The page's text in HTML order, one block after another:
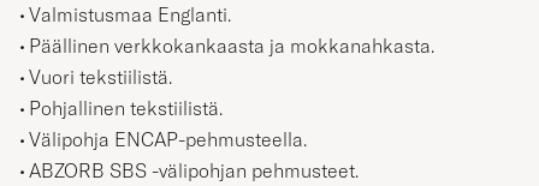
Valmistusmaa Englanti.
Päällinen verkkokankaasta ja mokkanahkasta.
Vuori tekstiilistä.
Pohjallinen tekstiilistä.
Välipohja ENCAP-pehmusteella.
ABZORB SBS -välipohjan pehmusteet.